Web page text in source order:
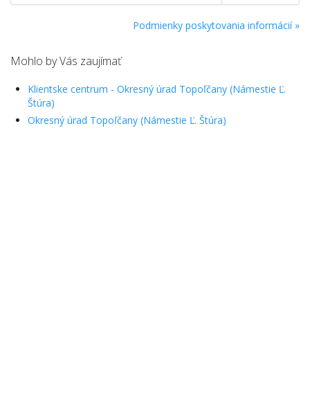
Podmienky poskytovania informácií »
Mohlo by Vás zaujímať
Klientske centrum - Okresný úrad Topoľčany (Námestie Ľ.
Štúra)
Okresný úrad Topoľčany (Námestie Ľ. Štúra)